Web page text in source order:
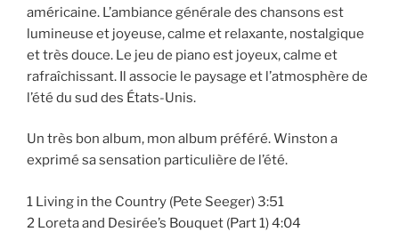
américaine. L’ambiance générale des chansons est
lumineuse et joyeuse, calme et relaxante, nostalgique
et très douce. Le jeu de piano est joyeux, calme et
rafraîchissant. Il associe le paysage et l’atmosphère de
l’été du sud des États-Unis.
Un très bon album, mon album préféré. Winston a
exprimé sa sensation particulière de l’été.
1 Living in the Country (Pete Seeger) 3:51
2 Loreta and Desirée’s Bouquet (Part 1) 4:04